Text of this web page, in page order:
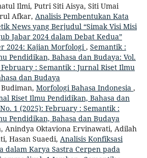
Ilmi, Putri Siti Aisya, Siti Umai
Afkar, Analisis Pembentukan Kata
News yang Berjudul “Simak Visi Misi
Jabar 2024 dalam Debat Kedua”
2024: Kajian Morfologi , Semantik :
Pendidikan, Bahasa dan Budaya: Vol.
February : Semantik : Jurnal Riset Ilmu
dan Budaya
Morfologi Bahasa Indonesia ,
Riset Ilmu Pendidikan, Bahasa dan
1 (2025): February : Semantik :
Pendidikan, Bahasa dan Budaya
Anindya Oktaviona Ervinawati, Adilah
Hasan Suaedi, Analisis Konfiksasi
dalam Karya Sastra Cerpen pada